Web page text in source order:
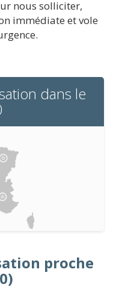
nous solliciter,
immédiate et vole
dans le
proche